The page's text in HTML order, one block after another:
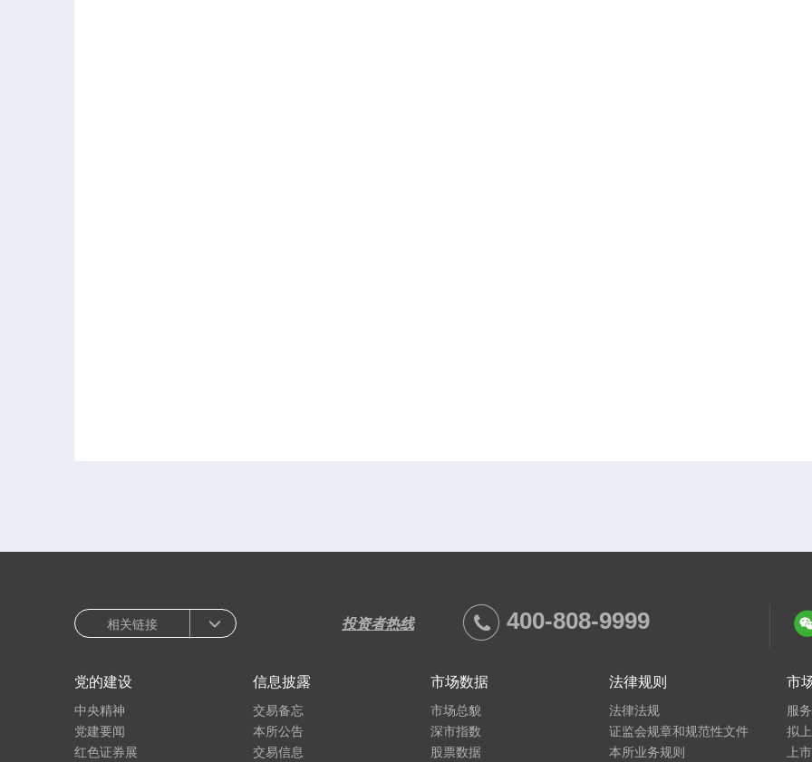
相关链接 投资者热线 400-808-9999
党的建设
中央精神
党建要闻
红色证券展
信息披露
交易备忘
本所公告
交易信息
市场数据
市场总貌
深市指数
股票数据
法律规则
法律法规
证监会规章和规范性文件
本所业务规则
市
服
拟
上